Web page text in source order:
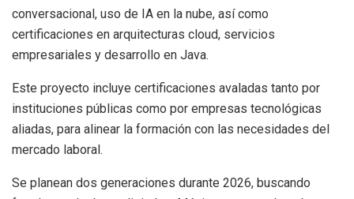
conversacional, uso de IA en la nube, así como
certificaciones en arquitecturas cloud, servicios
empresariales y desarrollo en Java.
Este proyecto incluye certificaciones avaladas tanto por
instituciones públicas como por empresas tecnológicas
aliadas, para alinear la formación con las necesidades del
mercado laboral.
Se planean dos generaciones durante 2026, buscando